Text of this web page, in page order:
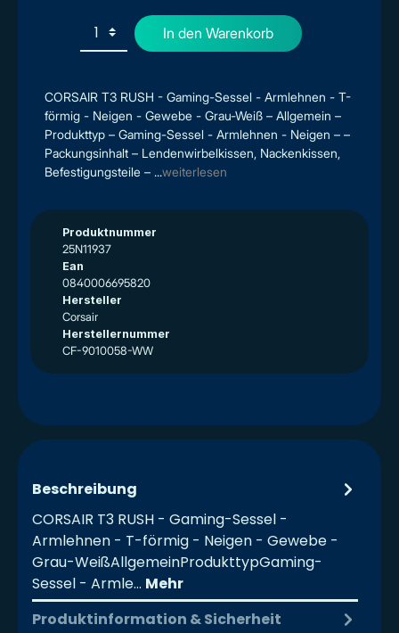
CORSAIR T3 RUSH - Gaming-Sessel - Armlehnen - T-
förmig - Neigen - Gewebe - Grau-Weiß – Allgemein –
Produkttyp – Gaming-Sessel - Armlehnen - Neigen – –
Packungsinhalt – Lendenwirbelkissen, Nackenkissen,
Befestigungsteile – ...weiterlesen
Produktnummer
25N11937
Ean
0840006695820
Hersteller
Corsair
Herstellernummer
CF-9010058-WW
In den Warenkorb
Beschreibung
CORSAIR T3 RUSH - Gaming-Sessel -
Armlehnen - T-förmig - Neigen - Gewebe -
Grau-WeißAllgemeinProdukttypGaming-
Sessel - Armle… Mehr
Produktinformation & Sicherheit